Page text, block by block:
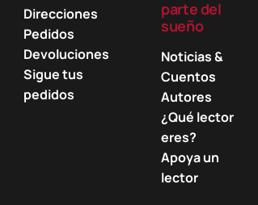
Direcciones
Pedidos
Devoluciones
Sigue tus
pedidos
parte del
sueño
Noticias &
Cuentos
Autores
¿Qué lector
eres?
Apoya un
lector